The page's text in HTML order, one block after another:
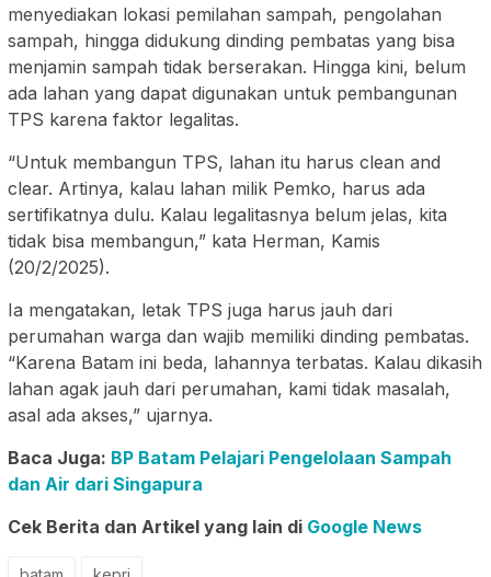
menyediakan lokasi pemilahan sampah, pengolahan
sampah, hingga didukung dinding pembatas yang bisa
menjamin sampah tidak berserakan. Hingga kini, belum
ada lahan yang dapat digunakan untuk pembangunan
TPS karena faktor legalitas.
“Untuk membangun TPS, lahan itu harus clean and
clear. Artinya, kalau lahan milik Pemko, harus ada
sertifikatnya dulu. Kalau legalitasnya belum jelas, kita
tidak bisa membangun,” kata Herman, Kamis
(20/2/2025).
Ia mengatakan, letak TPS juga harus jauh dari
perumahan warga dan wajib memiliki dinding pembatas.
“Karena Batam ini beda, lahannya terbatas. Kalau dikasih
lahan agak jauh dari perumahan, kami tidak masalah,
asal ada akses,” ujarnya.
Baca Juga: BP Batam Pelajari Pengelolaan Sampah
dan Air dari Singapura
Cek Berita dan Artikel yang lain di Google News